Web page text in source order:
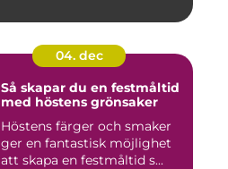
04. dec
Så skapar du en festmåltid
med höstens grönsaker
Höstens färger och smaker
ger en fantastisk möjlighet
att skapa en festmåltid s...